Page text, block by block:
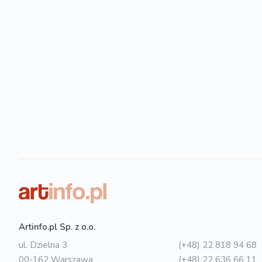
Artinfo.pl Sp. z o.o.
ul. Dzielna 3
00-162 Warszawa
(+48) 22 818 94 68
(+48) 22 636 66 11